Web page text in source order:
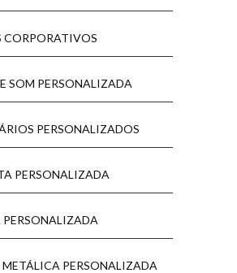
CORPORATIVOS
SOM PERSONALIZADA
PERSONALIZADOS
PERSONALIZADA
PERSONALIZADA
PERSONALIZADA